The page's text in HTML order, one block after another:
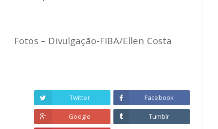
Fotos – Divulgação-FIBA/Ellen Costa
Twitter Facebook
Google Tumblr